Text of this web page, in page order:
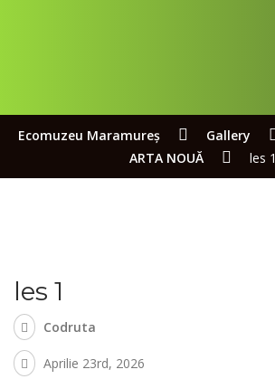
Ecomuzeu Maramureş Gallery
ARTA NOUĂ
les 1
les 1
Codruta
Aprilie 23rd, 2026